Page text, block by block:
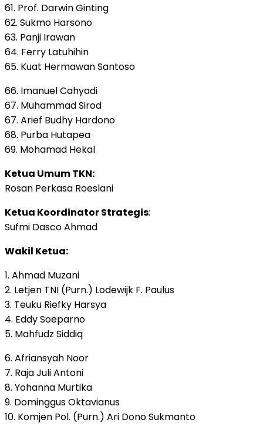
61. Prof. Darwin Ginting
62. Sukmo Harsono
63. Panji Irawan
64. Ferry Latuhihin
65. Kuat Hermawan Santoso
66. Imanuel Cahyadi
67. Muhammad Sirod
67. Arief Budhy Hardono
68. Purba Hutapea
69. Mohamad Hekal
Ketua Umum TKN:
Rosan Perkasa Roeslani
Ketua Koordinator Strategis:
Sufmi Dasco Ahmad
Wakil Ketua:
1. Ahmad Muzani
2. Letjen TNI (Purn.) Lodewijk F. Paulus
3. Teuku Riefky Harsya
4. Eddy Soeparno
5. Mahfudz Siddiq
6. Afriansyah Noor
7. Raja Juli Antoni
8. Yohanna Murtika
9. Dominggus Oktavianus
10. Komjen Pol. (Purn.) Ari Dono Sukmanto